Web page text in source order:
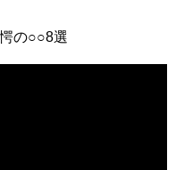
の○○8選